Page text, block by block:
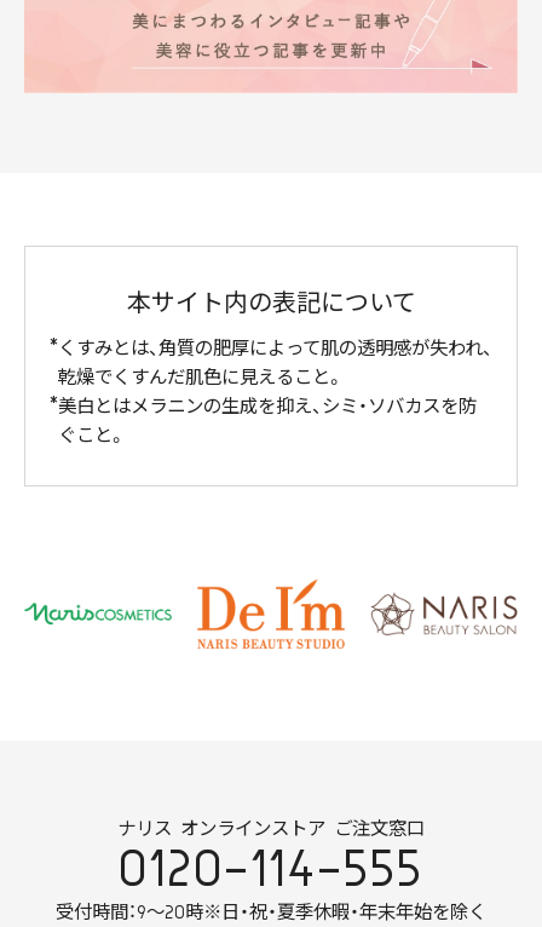
本サイト内の表記について
くすみとは、角質の肥厚によって肌の透明感が失われ、
乾燥でくすんだ肌色に見えること。
美白とはメラニンの生成を抑え、シミ・ソバカスを防
ぐこと。
ナリス オンラインストア ご注文窓口
0120-114-555
受付時間：9～20時※日・祝・夏季休暇・年末年始を除く